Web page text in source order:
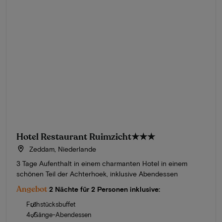
Hotel Restaurant Ruimzicht★★★
Zeddam, Niederlande
3 Tage Aufenthalt in einem charmanten Hotel in einem
schönen Teil der Achterhoek, inklusive Abendessen
Angebot 2 Nächte für 2 Personen inklusive:
Frühstücksbuffet
4-Gänge-Abendessen